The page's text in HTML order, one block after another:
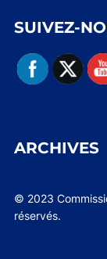
SUIVEZ-
ARCHIVES
© 2023
réservés.